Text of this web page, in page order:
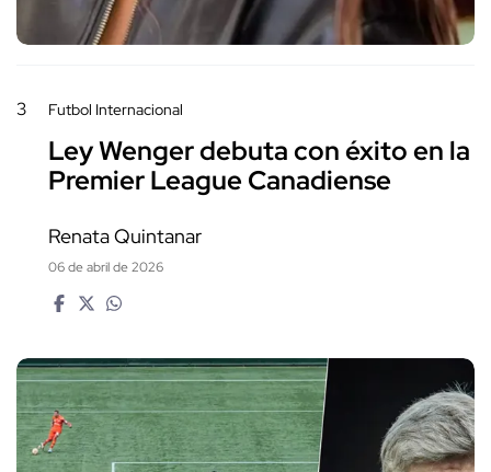
3 Futbol Internacional
Ley Wenger debuta con éxito en la
Premier League Canadiense
Renata Quintanar
06 de abril de 2026